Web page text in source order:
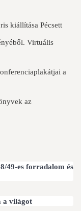
kiállítása Pécsett
Virtuális
a
az
49-es forradalom és
a világot